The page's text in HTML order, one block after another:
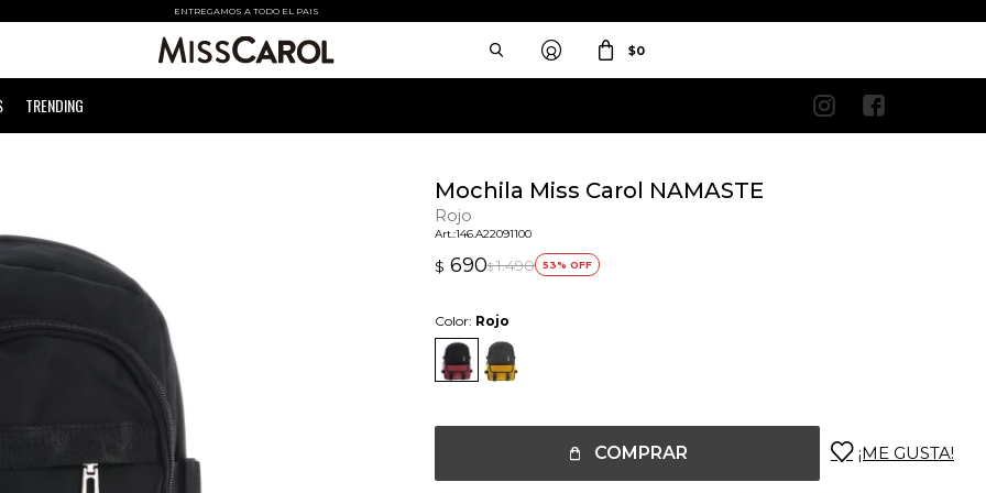
ENTREGAMOS A TODO EL PAIS
TRENDING
$0
 
Mochila Miss Carol NAMASTE
Rojo
146.A22091100
$ 690$ 1.490 53
Color: Rojo
COMPRAR